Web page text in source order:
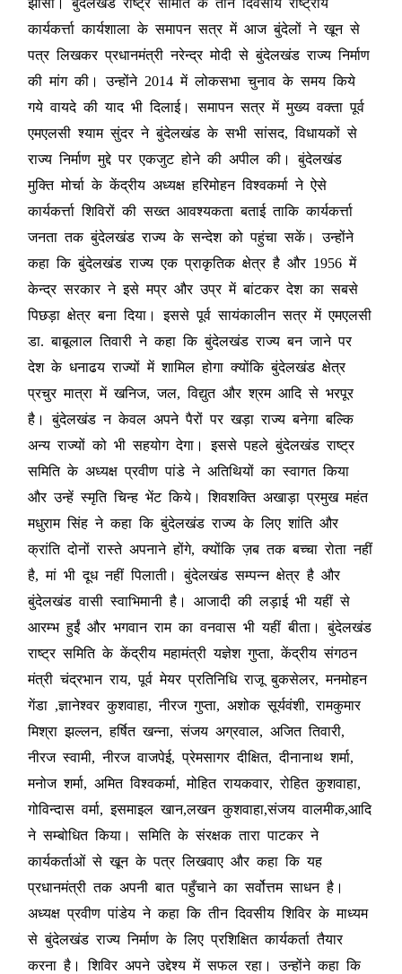
झाँसी। बुंदेलखंड राष्ट्र समिति के तीन दिवसीय राष्ट्रीय
कार्यकर्त्ता कार्यशाला के समापन सत्र में आज बुंदेलों ने खून से
पत्र लिखकर प्रधानमंत्री नरेन्द्र मोदी से बुंदेलखंड राज्य निर्माण
की मांग की। उन्होंने 2014 में लोकसभा चुनाव के समय किये
गये वायदे की याद भी दिलाई। समापन सत्र में मुख्य वक्ता पूर्व
एमएलसी श्याम सुंदर ने बुंदेलखंड के सभी सांसद, विधायकों से
राज्य निर्माण मुद्दे पर एकजुट होने की अपील की। बुंदेलखंड
मुक्ति मोर्चा के केंद्रीय अध्यक्ष हरिमोहन विश्वकर्मा ने ऐसे
कार्यकर्त्ता शिविरों की सख्त आवश्यकता बताई ताकि कार्यकर्त्ता
जनता तक बुंदेलखंड राज्य के सन्देश को पहुंचा सकें। उन्होंने
कहा कि बुंदेलखंड राज्य एक प्राकृतिक क्षेत्र है और 1956 में
केन्द्र सरकार ने इसे मप्र और उप्र में बांटकर देश का सबसे
पिछड़ा क्षेत्र बना दिया। इससे पूर्व सायंकालीन सत्र में एमएलसी
डा. बाबूलाल तिवारी ने कहा कि बुंदेलखंड राज्य बन जाने पर
देश के धनाढय राज्यों में शामिल होगा क्योंकि बुंदेलखंड क्षेत्र
प्रचुर मात्रा में खनिज, जल, विद्युत और श्रम आदि से भरपूर
है। बुंदेलखंड न केवल अपने पैरों पर खड़ा राज्य बनेगा बल्कि
अन्य राज्यों को भी सहयोग देगा। इससे पहले बुंदेलखंड राष्ट्र
समिति के अध्यक्ष प्रवीण पांडे ने अतिथियों का स्वागत किया
और उन्हें स्मृति चिन्ह भेंट किये। शिवशक्ति अखाड़ा प्रमुख महंत
मधुराम सिंह ने कहा कि बुंदेलखंड राज्य के लिए शांति और
क्रांति दोनों रास्ते अपनाने होंगे, क्योंकि ज़ब तक बच्चा रोता नहीं
है, मां भी दूध नहीं पिलाती। बुंदेलखंड सम्पन्न क्षेत्र है और
बुंदेलखंड वासी स्वाभिमानी है। आजादी की लड़ाई भी यहीं से
आरम्भ हुईं और भगवान राम का वनवास भी यहीं बीता। बुंदेलखंड
राष्ट्र समिति के केंद्रीय महामंत्री यज्ञेश गुप्ता, केंद्रीय संगठन
मंत्री चंद्रभान राय, पूर्व मेयर प्रतिनिधि राजू बुकसेलर, मनमोहन
गेंडा ,ज्ञानेश्वर कुशवाहा, नीरज गुप्ता, अशोक सूर्यवंशी, रामकुमार
मिश्रा झल्लन, हर्षित खन्ना, संजय अग्रवाल, अजित तिवारी,
नीरज स्वामी, नीरज वाजपेई, प्रेमसागर दीक्षित, दीनानाथ शर्मा,
मनोज शर्मा, अमित विश्वकर्मा, मोहित रायकवार, रोहित कुशवाहा,
गोविन्दास वर्मा, इसमाइल खान,लखन कुशवाहा,संजय वालमीक,आदि
ने सम्बोधित किया। समिति के संरक्षक तारा पाटकर ने
कार्यकर्ताओं से खून के पत्र लिखवाए और कहा कि यह
प्रधानमंत्री तक अपनी बात पहुँचाने का सर्वोत्तम साधन है।
अध्यक्ष प्रवीण पांडेय ने कहा कि तीन दिवसीय शिविर के माध्यम
से बुंदेलखंड राज्य निर्माण के लिए प्रशिक्षित कार्यकर्ता तैयार
करना है। शिविर अपने उद्देश्य में सफल रहा। उन्होंने कहा कि